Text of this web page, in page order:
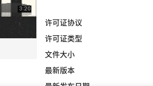
许可证协议
许可证类型
文件大小
最新版本